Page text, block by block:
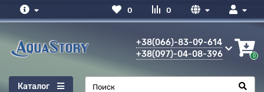
0
0
+38(066)-83-09-614
+38(097)-04-08-396
0
Каталог